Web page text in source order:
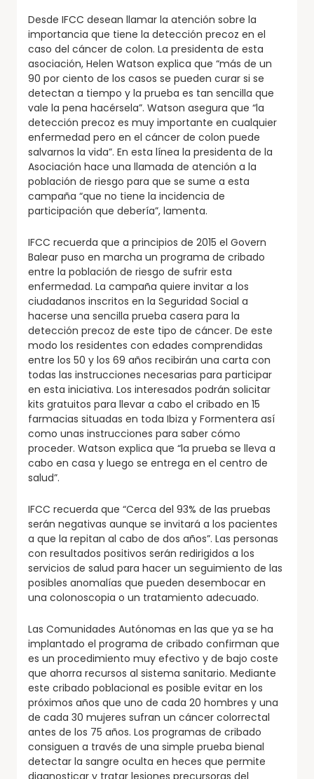
Desde IFCC desean llamar la atención sobre la
importancia que tiene la detección precoz en el
caso del cáncer de colon. La presidenta de esta
asociación, Helen Watson explica que “más de un
90 por ciento de los casos se pueden curar si se
detectan a tiempo y la prueba es tan sencilla que
vale la pena hacérsela”. Watson asegura que “la
detección precoz es muy importante en cualquier
enfermedad pero en el cáncer de colon puede
salvarnos la vida”. En esta línea la presidenta de la
Asociación hace una llamada de atención a la
población de riesgo para que se sume a esta
campaña “que no tiene la incidencia de
participación que debería”, lamenta.
IFCC recuerda que a principios de 2015 el Govern
Balear puso en marcha un programa de cribado
entre la población de riesgo de sufrir esta
enfermedad. La campaña quiere invitar a los
ciudadanos inscritos en la Seguridad Social a
hacerse una sencilla prueba casera para la
detección precoz de este tipo de cáncer. De este
modo los residentes con edades comprendidas
entre los 50 y los 69 años recibirán una carta con
todas las instrucciones necesarias para participar
en esta iniciativa. Los interesados podrán solicitar
kits gratuitos para llevar a cabo el cribado en 15
farmacias situadas en toda Ibiza y Formentera así
como unas instrucciones para saber cómo
proceder. Watson explica que “la prueba se lleva a
cabo en casa y luego se entrega en el centro de
salud”.
IFCC recuerda que “Cerca del 93% de las pruebas
serán negativas aunque se invitará a los pacientes
a que la repitan al cabo de dos años”. Las personas
con resultados positivos serán redirigidos a los
servicios de salud para hacer un seguimiento de las
posibles anomalías que pueden desembocar en
una colonoscopia o un tratamiento adecuado.
Las Comunidades Autónomas en las que ya se ha
implantado el programa de cribado confirman que
es un procedimiento muy efectivo y de bajo coste
que ahorra recursos al sistema sanitario. Mediante
este cribado poblacional es posible evitar en los
próximos años que uno de cada 20 hombres y una
de cada 30 mujeres sufran un cáncer colorrectal
antes de los 75 años. Los programas de cribado
consiguen a través de una simple prueba bienal
detectar la sangre oculta en heces que permite
diagnosticar y tratar lesiones precursoras del